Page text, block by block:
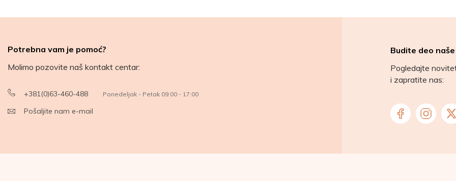
Potrebna vam je pomoć?
Molimo pozovite naš kontakt centar:
+381(0)63-460-488 Ponedeljak - Petak 09:00 - 17:00
Pošaljite nam e-mail
Budite deo
Pogledajte
i zapratite nas: